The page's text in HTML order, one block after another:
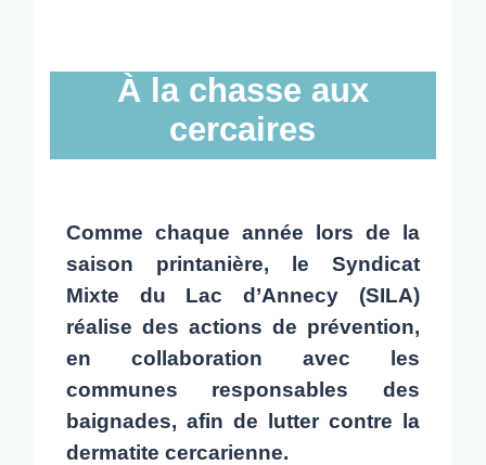
À la chasse aux
cercaires
Comme chaque année lors de la
saison printanière, le Syndicat
Mixte du Lac d’Annecy (SILA)
réalise des actions de prévention,
en collaboration avec les
communes responsables des
baignades, afin de lutter contre la
dermatite cercarienne.